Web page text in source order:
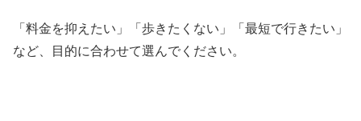
「料金を抑えたい」「歩きたくない」「最短で行きたい」
など、目的に合わせて選んでください。